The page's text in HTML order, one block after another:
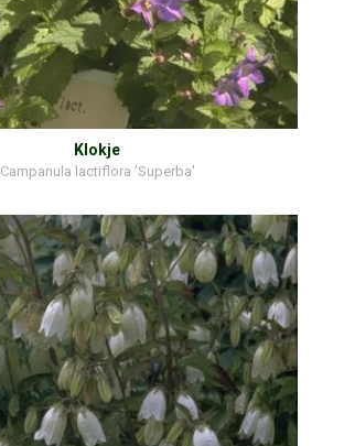
Klokje
Campanula lactiflora 'Superba'